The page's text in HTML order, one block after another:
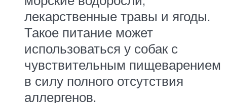
лекарственные травы и ягоды.
Такое питание может
использоваться у собак с
чувствительным пищеварением
в силу полного отсутствия
аллергенов.